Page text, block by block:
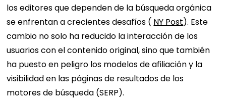
los editores que dependen de la búsqueda orgánica
se enfrentan a crecientes desafíos ( NY Post). Este
cambio no solo ha reducido la interacción de los
usuarios con el contenido original, sino que también
ha puesto en peligro los modelos de afiliación y la
visibilidad en las páginas de resultados de los
motores de búsqueda (SERP).